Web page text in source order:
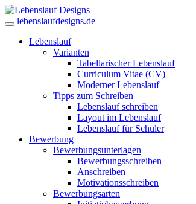
lebenslaufdesigns.de
Lebenslauf
Varianten
Tabellarischer Lebenslauf
Curriculum Vitae (CV)
Moderner Lebenslauf
Tipps zum Schreiben
Lebenslauf schreiben
Layout im Lebenslauf
Lebenslauf für Schüler
Bewerbung
Bewerbungsunterlagen
Bewerbungsschreiben
Anschreiben
Motivationsschreiben
Bewerbungsarten